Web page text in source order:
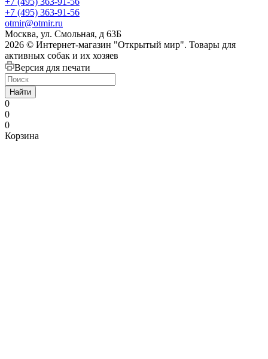
+7 (495) 363-91-56
otmir@otmir.ru
Москва, ул. Смольная, д 63Б
2026 © Интернет-магазин "Открытый мир". Товары для
активных собак и их хозяев
Версия для печати
Найти
0
0
0
Корзина